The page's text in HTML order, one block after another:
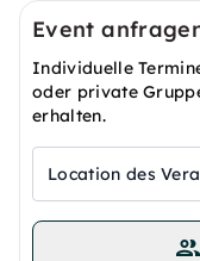
Event
Individuelle
oder private
erhalten.
Location des